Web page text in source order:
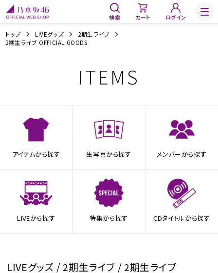
検索 カート ログイン
トップ LIVEグッズ
2期生ライブ
2期生ライブ OFFICIAL GOODS
ITEMS
アイテムから探す 生写真から探す メンバーから探す
LIVEから探す 特集から探す CDタイトルから探す
LIVEグッズ / 2期生ライブ / 2期生ライブ